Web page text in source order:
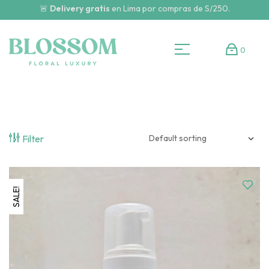
🚨 Delivery gratis en Lima por compras de S/250.
0
Filter
SALE!